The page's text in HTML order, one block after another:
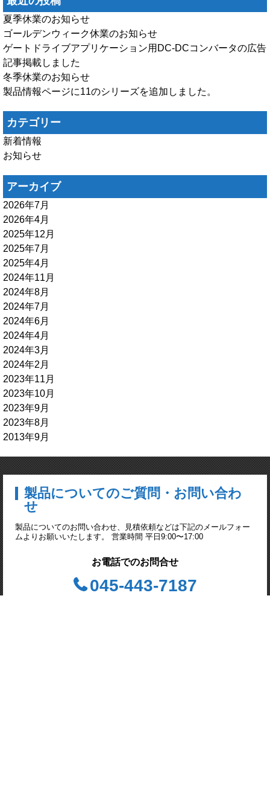
夏季休業のお知らせ
ゴールデンウィーク休業のお知らせ
ゲートドライブアプリケーション用DC-DCコンバータの広告
記事掲載しました
冬季休業のお知らせ
製品情報ページに11のシリーズを追加しました。
カテゴリー
新着情報
お知らせ
アーカイブ
2026年7月
2026年4月
2025年12月
2025年7月
2025年4月
2024年11月
2024年8月
2024年7月
2024年6月
2024年4月
2024年3月
2024年2月
2023年11月
2023年10月
2023年9月
2023年8月
2013年9月
製品についてのご質問・お問い合わ
せ
製品についてのお問い合わせ、見積依頼などは下記のメールフォー
ムよりお願いいたします。 営業時間 平日9:00〜17:00
お電話でのお問合せ
045-443-7187